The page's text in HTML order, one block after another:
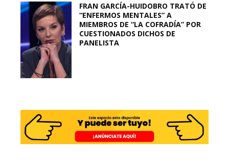
FRAN GARCÍA-HUIDOBRO TRATÓ DE
“ENFERMOS MENTALES” A
MIEMBROS DE “LA COFRADÍA” POR
CUESTIONADOS DICHOS DE
PANELISTA